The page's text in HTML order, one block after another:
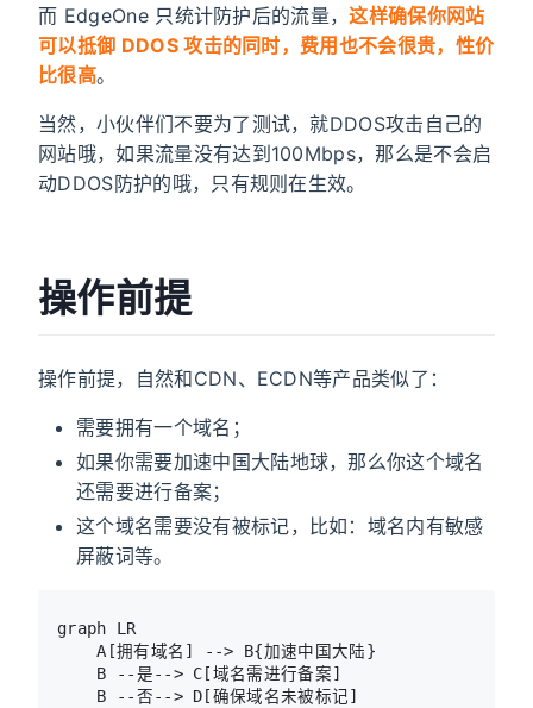
而 EdgeOne 只统计防护后的流量，这样确保你网站
可以抵御 DDOS 攻击的同时，费用也不会很贵，性价
比很高。
当然，小伙伴们不要为了测试，就DDOS攻击自己的
网站哦，如果流量没有达到100Mbps，那么是不会启
动DDOS防护的哦，只有规则在生效。
操作前提
操作前提，自然和CDN、ECDN等产品类似了：
需要拥有一个域名；
如果你需要加速中国大陆地球，那么你这个域名
还需要进行备案；
这个域名需要没有被标记，比如：域名内有敏感
屏蔽词等。
graph LR
    A[拥有域名] --> B{加速中国大陆}
    B --是--> C[域名需进行备案]
    B --否--> D[确保域名未被标记]